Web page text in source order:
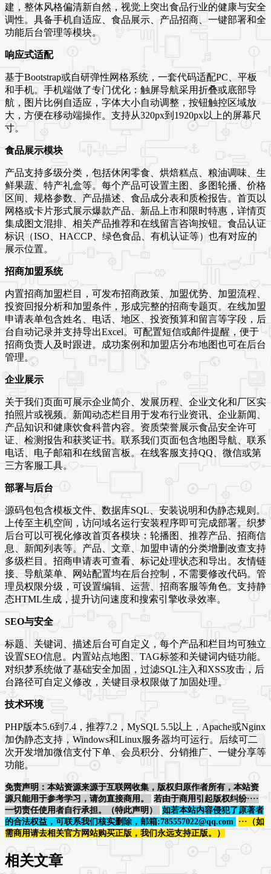
建，整体风格偏清新自然，视觉上突出食品行业的健康与安全
调性。具备手机自适应、食品展示、产品招商、一键部署和全
功能后台管理等模块。
响应式适配
基于Bootstrap或自研弹性网格系统，一套代码适配PC、平板
和手机。手机端做了专门优化：触屏导航采用折叠或底部导
航，图片比例自适应，字体大小自动调整，按钮触控区域放
大，方便在移动端操作。支持从320px到1920px以上的屏幕尺
寸。
食品展示模块
产品支持多级分类，包括休闲零食、烘焙糕点、粮油调味、生
鲜果蔬、特产礼盒等。每个产品可设置主图、多图轮播、价格
区间、规格参数、产品描述、食品成分表和质检报告。首页以
网格或卡片形式展示爆款产品、新品上市和限时特惠，详情页
集成图文混排、相关产品推荐和在线留言咨询按钮。食品认证
标识（ISO、HACCP、绿色食品、有机认证等）也有对应的
展示位置。
招商加盟系统
内置招商加盟栏目，可发布招商政策、加盟优势、加盟流程、
投资回报分析和加盟条件，形成完整的招商专题页。在线加盟
申请表单包含姓名、电话、地区、投资预算和留言等字段，后
台自动记录并支持导出Excel。可配置短信或邮件提醒，便于
招商负责人及时跟进。成功案例和加盟店分布地图也可在后台
管理。
企业展示
关于我们页面可展示企业简介、发展历程、企业文化和厂区实
拍照片或视频。新闻动态栏目用于发布行业资讯、企业新闻、
产品知识和健康饮食科普内容。资质荣誉展示食品安全许可
证、检测报告和获奖证书。联系我们页面包含地图导航、联系
电话、电子邮箱和在线留言板。在线客服支持QQ、微信或第
三方客服工具。
部署与后台
源码包包含模板文件、数据库SQL、安装说明和伪静态规则。
上传至主机空间，访问域名运行安装程序即可完成部署。织梦
后台可以可视化修改首页各模块：轮播图、推荐产品、招商信
息、新闻列表等。产品、文章、加盟申请的分类增删改查支持
多级栏目。招商申请表可查看、标记处理状态和导出。友情链
接、导航菜单、网站配置均在后台控制，不需要修改代码。管
理员权限分级，可设置编辑、运营、招商客服等角色。支持静
态HTML生成，提升访问速度和搜索引擎收录效率。
SEO与安全
标题、关键词、描述后台可自定义，每个产品和栏目均可独立
设置SEO信息。内置站点地图、TAG标签和关键词内链功能。
对织梦系统做了基础安全加固，过滤SQL注入和XSS攻击，后
台路径可自定义修改，关键目录权限做了加固处理。
技术环境
PHP版本5.6到7.4，推荐7.2，MySQL 5.5以上，Apache或Nginx
加伪静态支持，Windows和Linux服务器均可运行。后续可二
次开发增加微信支付下单、会员积分、分销推广、一键分享等
功能。
免责声明：本站资源来源于互联网收集，版权归原作者所有，本站资
源只能用于参考学习，请勿直接商用。
若由于商用引起版权纠纷····
一切责任使用者自行承担。（特此声明）
如若本站内容侵犯了原著者
的合法权益，可联系我们核实删除，邮箱:785557022@qq.com
···（如
需商用请去相关官方网站购买正版，我们永远支持正版。）
相关文章